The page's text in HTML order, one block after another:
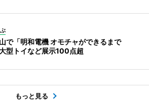
で「明和電機 オモチャができるまで
型トイなど展示100点超
もっと見る